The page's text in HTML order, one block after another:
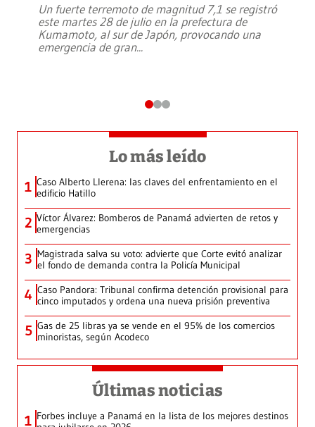
Un fuerte terremoto de magnitud 7,1 se registró
este martes 28 de julio en la prefectura de
Kumamoto, al sur de Japón, provocando una
emergencia de gran...
Lo más leído
1 Caso Alberto Llerena: las claves del enfrentamiento en el
edificio Hatillo
2 Víctor Álvarez: Bomberos de Panamá advierten de retos y
emergencias
3 Magistrada salva su voto: advierte que Corte evitó analizar
el fondo de demanda contra la Policía Municipal
4 Caso Pandora: Tribunal confirma detención provisional para
cinco imputados y ordena una nueva prisión preventiva
5 Gas de 25 libras ya se vende en el 95% de los comercios
minoristas, según Acodeco
Últimas noticias
1 Forbes incluye a Panamá en la lista de los mejores destinos